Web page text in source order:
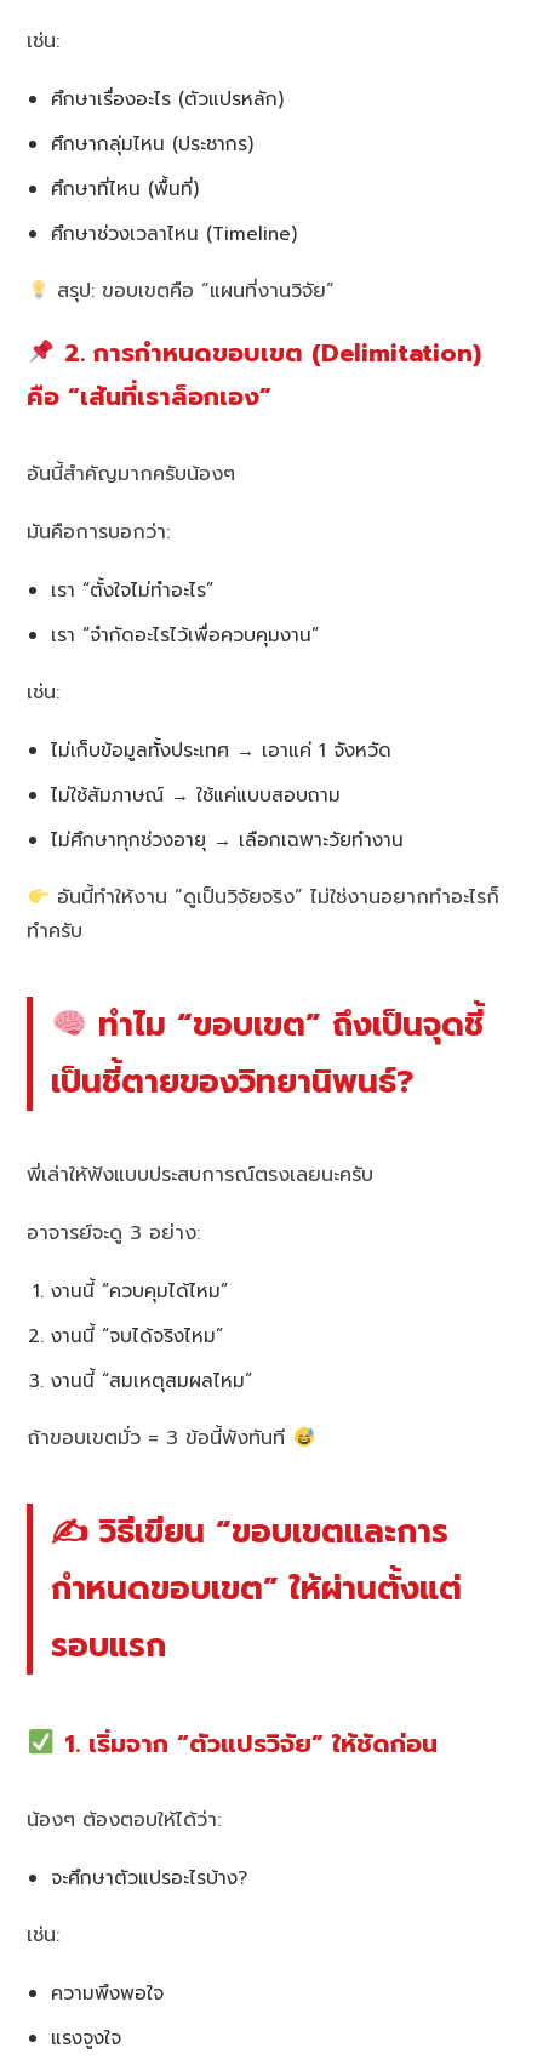
เช่น:
ศึกษาเรื่องอะไร (ตัวแปรหลัก)
ศึกษากลุ่มไหน (ประชากร)
ศึกษาที่ไหน (พื้นที่)
ศึกษาช่วงเวลาไหน (Timeline)
สรุป: ขอบเขตคือ “แผนที่งานวิจัย”
2. การกำหนดขอบเขต (Delimitation)
คือ “เส้นที่เราล็อกเอง”
อันนี้สำคัญมากครับน้องๆ
มันคือการบอกว่า:
เรา “ตั้งใจไม่ทำอะไร”
เรา “จำกัดอะไรไว้เพื่อควบคุมงาน”
เช่น:
ไม่เก็บข้อมูลทั้งประเทศ → เอาแค่ 1 จังหวัด
ไม่ใช้สัมภาษณ์ → ใช้แค่แบบสอบถาม
ไม่ศึกษาทุกช่วงอายุ → เลือกเฉพาะวัยทำงาน
อันนี้ทำให้งาน “ดูเป็นวิจัยจริง” ไม่ใช่งานอยากทำอะไรก็
ทำครับ
ทำไม “ขอบเขต” ถึงเป็นจุดชี้
เป็นชี้ตายของวิทยานิพนธ์?
พี่เล่าให้ฟังแบบประสบการณ์ตรงเลยนะครับ
อาจารย์จะดู 3 อย่าง:
งานนี้ “ควบคุมได้ไหม”
งานนี้ “จบได้จริงไหม”
งานนี้ “สมเหตุสมผลไหม”
ถ้าขอบเขตมั่ว = 3 ข้อนี้พังทันที
✍️ วิธีเขียน “ขอบเขตและการ
กำหนดขอบเขต” ให้ผ่านตั้งแต่
รอบแรก
1. เริ่มจาก “ตัวแปรวิจัย” ให้ชัดก่อน
น้องๆ ต้องตอบให้ได้ว่า:
จะศึกษาตัวแปรอะไรบ้าง?
เช่น:
ความพึงพอใจ
แรงจูงใจ